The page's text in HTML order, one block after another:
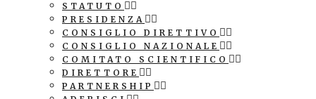
STATUTO
PRESIDENZA
CONSIGLIO DIRETTIVO
CONSIGLIO NAZIONALE
COMITATO SCIENTIFICO
DIRETTORE
PARTNERSHIP